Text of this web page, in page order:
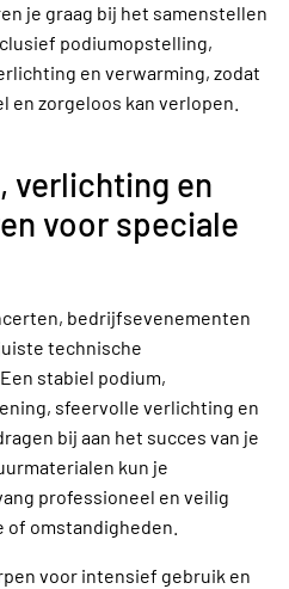
je graag bij het samenstellen
podiumopstelling,
en verwarming, zodat
zorgeloos kan verlopen.
verlichting en
voor speciale
bedrijfsevenementen
technische
stabiel podium,
sfeervolle verlichting en
bij aan het succes van je
kun je
professioneel en veilig
omstandigheden.
voor intensief gebruik en